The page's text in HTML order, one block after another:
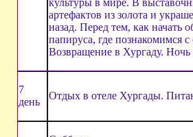
культуры в мире. В
артефактов из золота и
назад. Перед тем, как начать
папируса, где познакомимся
Возвращение в Хургаду. Ночь
7
день
Отдых в отеле Хургады.